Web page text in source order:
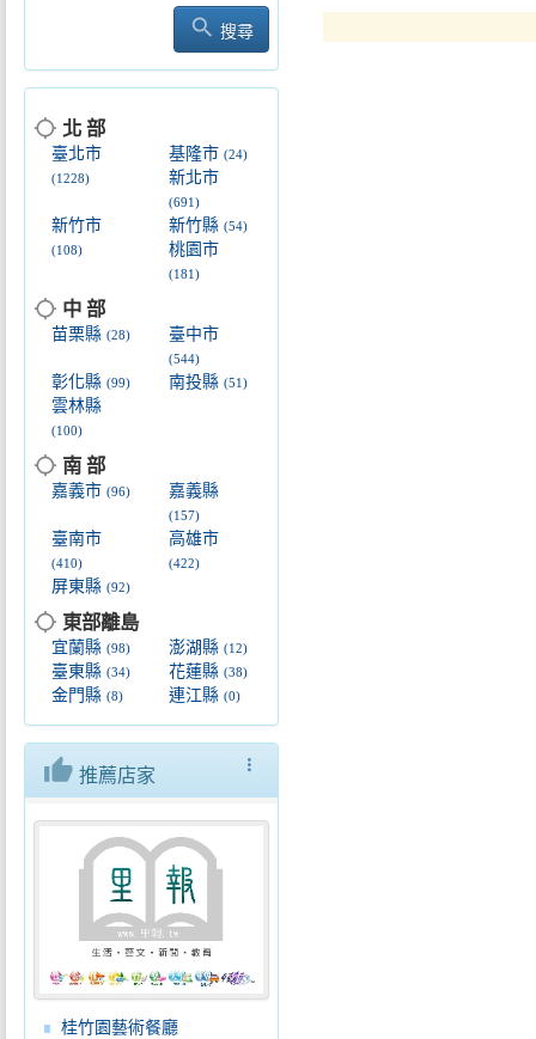
search 搜尋
location_searching 北 部
臺北市
(1228)
基隆市(24)
新北市
(691)
新竹市
(108)
新竹縣(54)
桃園市
(181)
location_searching 中 部
苗栗縣 (28) 臺中市
(544)
彰化縣 (99) 南投縣(51)
雲林縣
(100)
location_searching 南 部
嘉義市 (96) 嘉義縣
(157)
臺南市
(410)
高雄市
(422)
屏東縣 (92)
location_searching 東部離島
宜蘭縣 (98) 澎湖縣(12)
臺東縣 (34) 花蓮縣(38)
金門縣 (8) 連江縣(0)
more_vert
thumb_up 推薦店家
桂竹園藝術餐廳